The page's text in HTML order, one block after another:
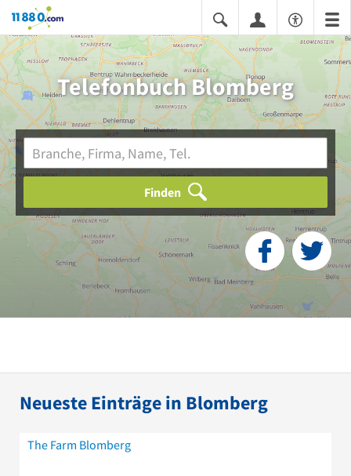
11880.com
Telefonbuch Blomberg
Finden
Neueste Einträge in Blomberg
The Farm Blomberg